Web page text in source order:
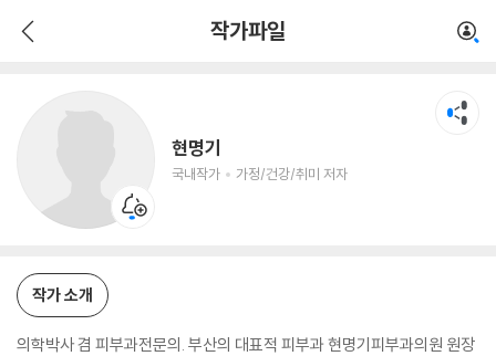
작가파일
현명기
국내작가 가정/건강/취미 저자
가정/건강/취미 저자
작가 소개
의학박사 겸 피부과전문의. 부산의 대표적 피부과 현명기피부과의원 원장